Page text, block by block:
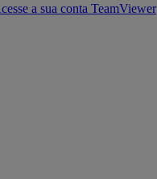
a sua conta TeamViewer